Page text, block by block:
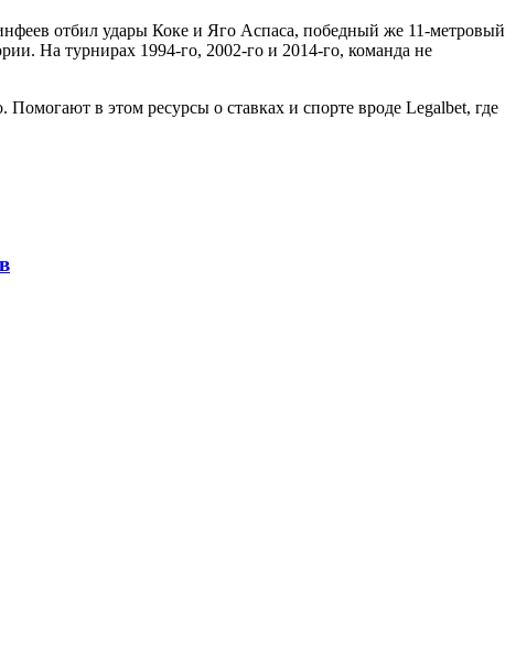
отбил удары Коке и Яго Аспаса, победный же 11-метровый
На турнирах 1994-го, 2002-го и 2014-го, команда не
в этом ресурсы о ставках и спорте вроде Legalbet, где